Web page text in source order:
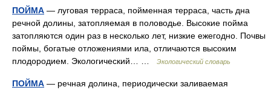
ПОЙМА — луговая терраса, пойменная терраса, часть дна
речной долины, затопляемая в половодье. Высокие пойма
затопляются один раз в несколько лет, низкие ежегодно. Почвы
поймы, богатые отложениями ила, отличаются высоким
плодородием. Экологический… …
Экологический словарь
ПОЙМА — речная долина, периодически заливаемая